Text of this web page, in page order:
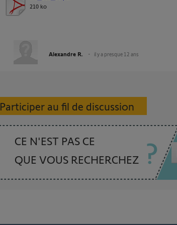
210 ko
Alexandre R. il y a presque 12 ans
Participer au fil de discussion
CE N'EST PAS CE
QUE VOUS RECHERCHEZ